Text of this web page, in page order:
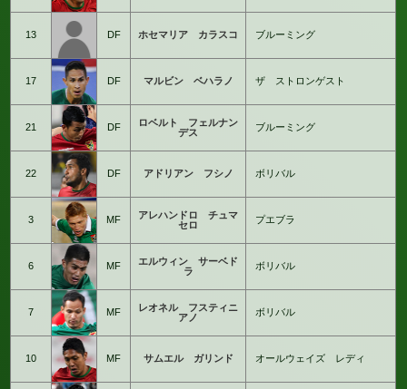
13 DF ホセマリア カラスコ ブルーミング
17 DF マルビン ベハラノ ザ ストロンゲスト
21 DF
ロベルト フェルナン
デス
ブルーミング
22 DF アドリアン フシノ ボリバル
3 MF
アレハンドロ チュマ
セロ
プエブラ
6 MF
エルウィン サーベド
ラ
ボリバル
7 MF
レオネル フスティニ
アノ
ボリバル
10 MF サムエル ガリンド オールウェイズ レディ